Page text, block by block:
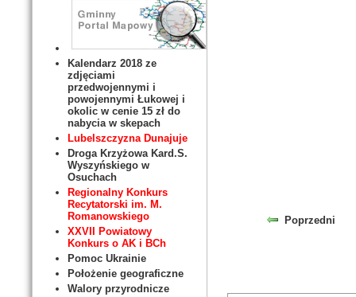
Kalendarz 2018 ze
zdjęciami
przedwojennymi i
powojennymi Łukowej i
okolic w cenie 15 zł do
nabycia w skepach
Lubelszczyzna Dunajuje
Droga Krzyżowa Kard.S.
Wyszyńskiego w
Osuchach
Regionalny Konkurs
Recytatorski im. M.
Romanowskiego
XXVII Powiatowy
Konkurs o AK i BCh
Pomoc Ukrainie
Położenie geograficzne
Walory przyrodnicze
Poprzedni